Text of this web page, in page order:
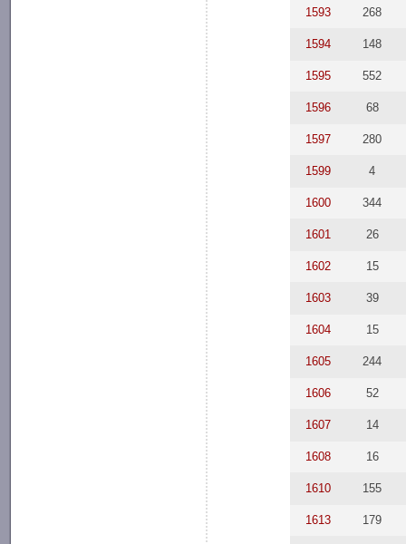
1593 268
1594 148
1595 552
1596 68
1597 280
1599 4
1600 344
1601 26
1602 15
1603 39
1604 15
1605 244
1606 52
1607 14
1608 16
1610 155
1613 179